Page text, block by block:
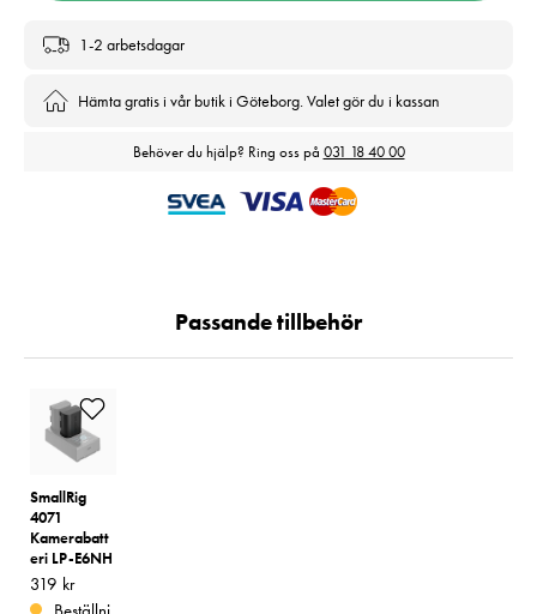
1-2 arbetsdagar
Hämta gratis i vår butik i Göteborg. Valet gör du i kassan
Behöver du hjälp? Ring oss på 031 18 40 00
Passande tillbehör
SmallRig
4071
Kamerabatt
eri LP-E6NH
Pris: 319 kr
319 kr